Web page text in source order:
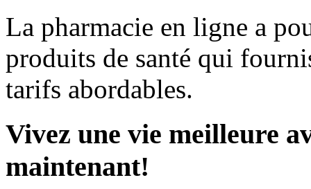
La pharmacie en ligne a
produits de santé qui
tarifs abordables.
Vivez une vie meilleure
maintenant!